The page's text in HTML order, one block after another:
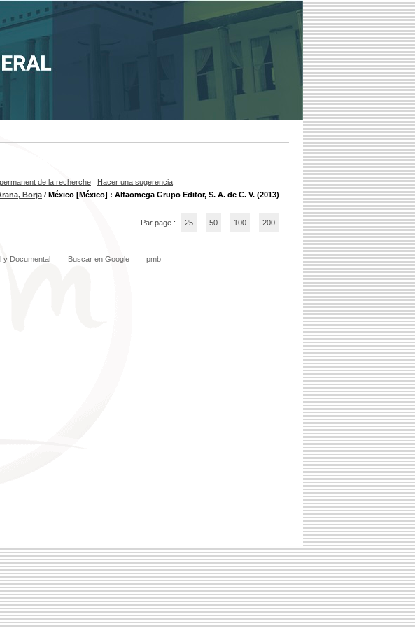
de la recherche
Hacer una sugerencia
Borja / México [México] : Alfaomega Grupo Editor, S. A. de C. V. (2013)
Par page : 25 50 100 200
y Documental Buscar en Google pmb